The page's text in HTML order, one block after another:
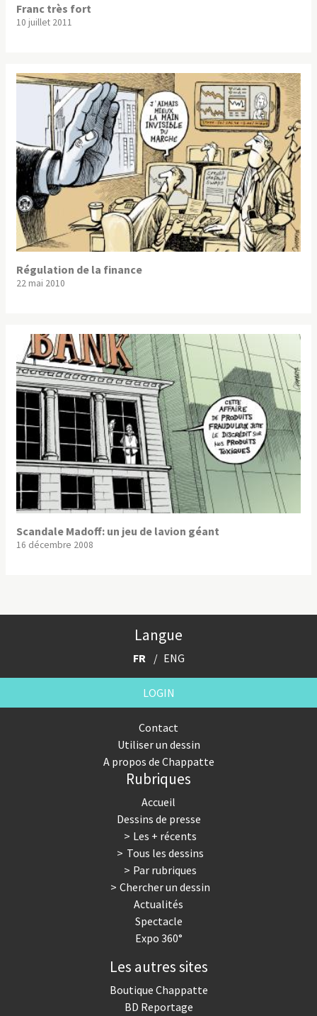
Franc très fort
10 juillet 2011
Régulation de la finance
22 mai 2010
Scandale Madoff: un jeu de lavion géant
16 décembre 2008
Langue
FR ENG
LOGIN
Contact
Utiliser un dessin
A propos de Chappatte
Rubriques
Accueil
Dessins de presse
Les + récents
Tous les dessins
Par rubriques
Chercher un dessin
Actualités
Spectacle
Expo 360°
Les autres sites
Boutique Chappatte
BD Reportage